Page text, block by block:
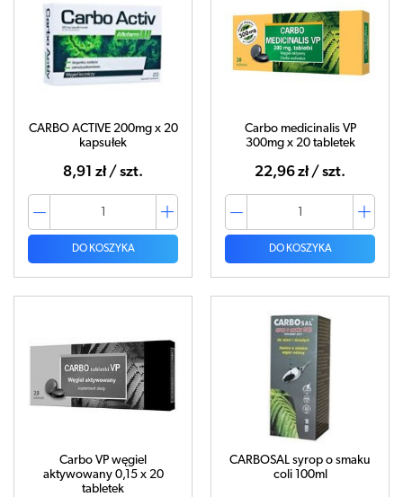
CARBO ACTIVE 200mg x 20
kapsułek
8,91 zł / szt.
DO KOSZYKA
Carbo medicinalis VP
300mg x 20 tabletek
22,96 zł / szt.
DO KOSZYKA
Carbo VP węgiel
aktywowany 0,15 x 20
tabletek
CARBOSAL syrop o smaku
coli 100ml